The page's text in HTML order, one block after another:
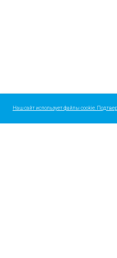
Наш сайт использует файлы cookie.